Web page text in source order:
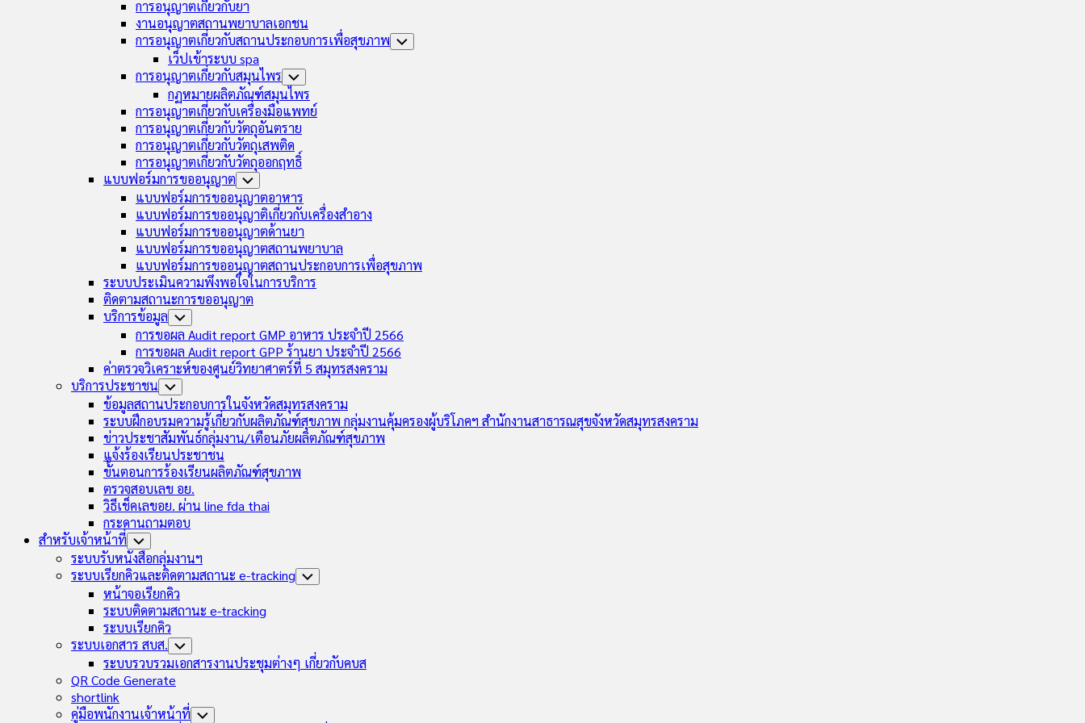
การอนุญาตเกี่ยวกับยา
งานอนุญาตสถานพยาบาลเอกชน
การอนุญาตเกี่ยวกับสถานประกอบการเพื่อสุขภาพ Toggle
เว็ปเข้าระบบ spa
การอนุญาตเกี่ยวกับสมุนไพร Toggle
Child
Menu
กฏหมายผลิตภัณฑ์สมุนไพร
การอนุญาตเกี่ยวกับเครื่องมือแพทย์
การอนุญาตเกี่ยวกับวัตถุอันตราย
การอนุญาตเกี่ยวกับวัตถุเสพติด
การอนุญาตเกี่ยวกับวัตถุออกฤทธิ์
แบบฟอร์มการขออนุญาต Toggle
Child
Menu
แบบฟอร์มการขออนุญาตอาหาร
แบบฟอร์มการขออนุญาติเกี่ยวกับเครื่องสำอาง
แบบฟอร์มการขออนุญาตด้านยา
แบบฟอร์มการขออนุญาตสถานพยาบาล
แบบฟอร์มการขออนุญาตสถานประกอบการเพื่อสุขภาพ
ระบบประเมินความพึงพอใจในการบริการ
ติดตามสถานะการขออนุญาต
บริการข้อมูล Toggle
Child
Menu
การขอผล Audit report GMP อาหาร ประจำปี 2566
การขอผล Audit report GPP ร้านยา ประจำปี 2566
ค่าตรวจวิเคราะห์ของศูนย์วิทยาศาตร์ที่ 5 สมุทรสงคราม
บริการประชาชน Toggle
Child
Menu
ข้อมูลสถานประกอบการในจังหวัดสมุทรสงคราม
ระบบฝึกอบรมความรู้เกี่ยวกับผลิตภัณฑ์สุขภาพ กลุ่มงานคุ้มครองผู้บริโภคฯ สำนักงานสาธารณสุขจังหวัดสมุทรสงคราม
ข่าวประชาสัมพันธ์กลุ่มงาน/เตือนภัยผลิตภัณฑ์สุขภาพ
แจ้งร้องเรียนประชาชน
ขั้นตอนการร้องเรียนผลิตภัณฑ์สุขภาพ
ตรวจสอบเลข อย.
วิธีเช็คเลขอย. ผ่าน line fda thai
กระดานถามตอบ
สำหรับเจ้าหน้าที่ Toggle
Child
Menu
ระบบรับหนังสือกลุ่มงานฯ
ระบบเรียกคิวและติดตามสถานะ e-tracking Toggle
หน้าจอเรียกคิว
ระบบติดตามสถานะ e-tracking
ระบบเรียกคิว
ระบบเอกสาร สบส. Toggle
Child
Menu
ระบบรวบรวมเอกสารงานประชุมต่างๆ เกี่ยวกับคบส
QR Code Generate
shortlink
คู่มือพนักงานเจ้าหน้าที่ Toggle